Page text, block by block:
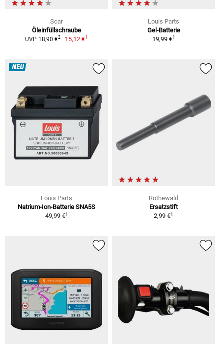
Scar
Öleinfüllschraube
UVP 18,90 €2 15,12 €1
Louis Parts
Gel-Batterie
19,99 €1
NEU
Louis Parts
Natrium-Ion-Batterie SNA5S
49,99 €1
Rothewald
Ersatzstift
2,99 €1